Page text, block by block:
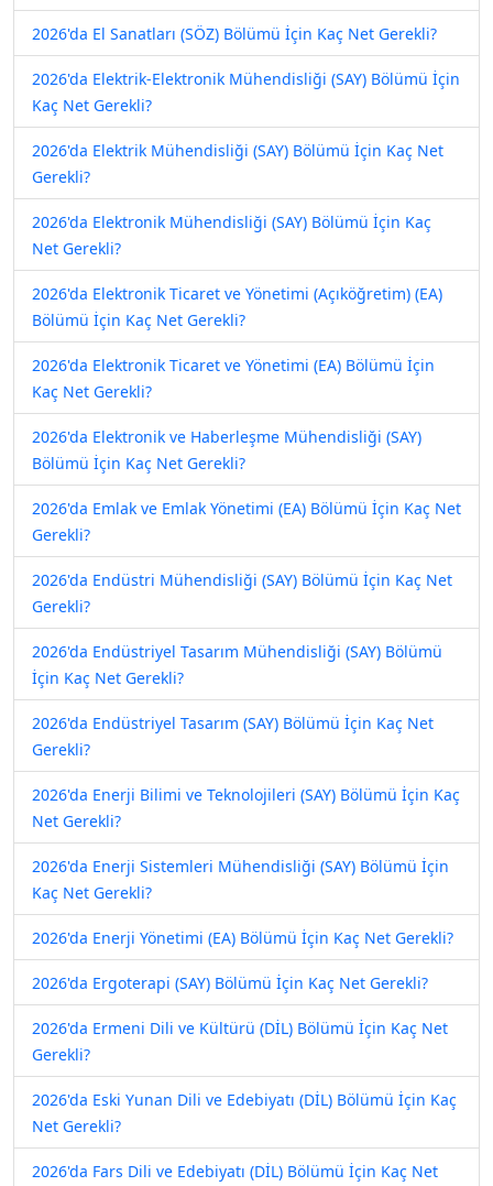
2026'da El Sanatları (SÖZ) Bölümü İçin Kaç Net Gerekli?
2026'da Elektrik-Elektronik Mühendisliği (SAY) Bölümü İçin
Kaç Net Gerekli?
2026'da Elektrik Mühendisliği (SAY) Bölümü İçin Kaç Net
Gerekli?
2026'da Elektronik Mühendisliği (SAY) Bölümü İçin Kaç
Net Gerekli?
2026'da Elektronik Ticaret ve Yönetimi (Açıköğretim) (EA)
Bölümü İçin Kaç Net Gerekli?
2026'da Elektronik Ticaret ve Yönetimi (EA) Bölümü İçin
Kaç Net Gerekli?
2026'da Elektronik ve Haberleşme Mühendisliği (SAY)
Bölümü İçin Kaç Net Gerekli?
2026'da Emlak ve Emlak Yönetimi (EA) Bölümü İçin Kaç Net
Gerekli?
2026'da Endüstri Mühendisliği (SAY) Bölümü İçin Kaç Net
Gerekli?
2026'da Endüstriyel Tasarım Mühendisliği (SAY) Bölümü
İçin Kaç Net Gerekli?
2026'da Endüstriyel Tasarım (SAY) Bölümü İçin Kaç Net
Gerekli?
2026'da Enerji Bilimi ve Teknolojileri (SAY) Bölümü İçin Kaç
Net Gerekli?
2026'da Enerji Sistemleri Mühendisliği (SAY) Bölümü İçin
Kaç Net Gerekli?
2026'da Enerji Yönetimi (EA) Bölümü İçin Kaç Net Gerekli?
2026'da Ergoterapi (SAY) Bölümü İçin Kaç Net Gerekli?
2026'da Ermeni Dili ve Kültürü (DİL) Bölümü İçin Kaç Net
Gerekli?
2026'da Eski Yunan Dili ve Edebiyatı (DİL) Bölümü İçin Kaç
Net Gerekli?
2026'da Fars Dili ve Edebiyatı (DİL) Bölümü İçin Kaç Net